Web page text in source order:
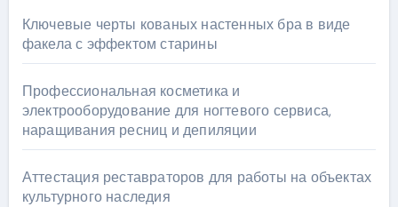
Ключевые черты кованых настенных бра в виде
факела с эффектом старины
Профессиональная косметика и
электрооборудование для ногтевого сервиса,
наращивания ресниц и депиляции
Аттестация реставраторов для работы на объектах
культурного наследия